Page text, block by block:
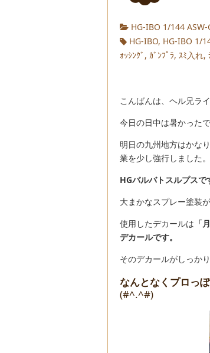
HG‐IBO 1/144 ASW-
HG-IBO, HG-IBO 1/
ｫｯｼﾝｸﾞ , ｶﾞﾝﾌﾟﾗ, ｽﾐ入れ,
こんばんは、ヘル兄ライ
今日の日中は暑かった
明日の九州地方はかな
業を少し強行しました
HGバルバトスルプスで
大まかなスプレー塗装
使用したデカールは 「
デカールです。
そのデカールがしっか
なんとなくプロっ
(#^.^#)